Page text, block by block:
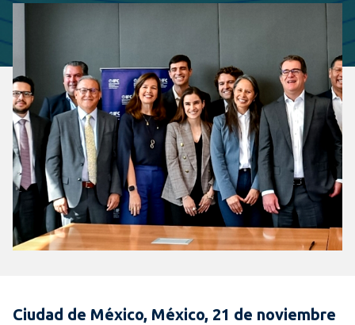
Ciudad de México, México, 21 de noviembre